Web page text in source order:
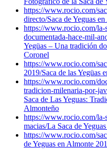
https://www.rocio.com/
directo/Saca de Yeguas
https://www.rocio.com/la-
documentada-hace-mil-
Yegüas – Una tradición
Coronel
https://www.rocio.com/
2019/Saca de las Yegüas
https://www.rocio.com/
tradicion-milenaria-por-
Saca de Las Yeguas:
Almonteño
https://www.rocio.com/la-
macias/La Saca de
https://www.rocio.com/
de Yeguas en Almonte